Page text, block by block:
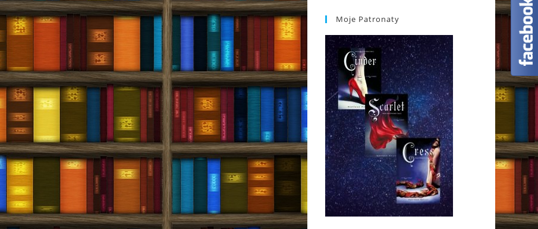
Moje Patronaty